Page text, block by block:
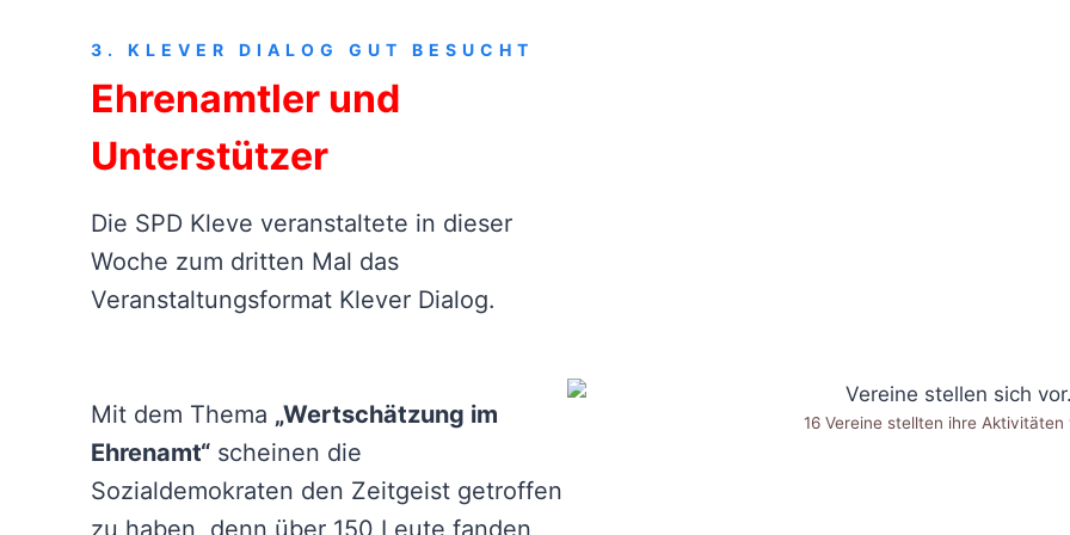
3. KLEVER DIALOG GUT BESUCHT
Ehrenamtler und
Unterstützer
Die SPD Kleve veranstaltete in dieser
Woche zum dritten Mal das
Veranstaltungsformat Klever Dialog.
Mit dem Thema „Wertschätzung im
Ehrenamt“ scheinen die
Sozialdemokraten den Zeitgeist getroffen
zu haben, denn über 150 Leute fanden
16 Vereine stellten ihre Aktivitäten